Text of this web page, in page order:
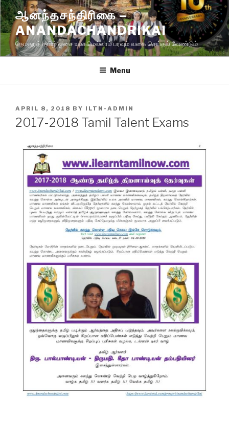
Skip
to
content
ஆனந்தசந்திரிகை –
ANANDACHANDRIKAI
தேமதுரத் தமிழ் ஓசை உலகமெல்லாம் பரவும் வகை செய்தல் வேண்டும்
Menu
POSTED
ON
APRIL 8, 2018 BY ILTN-ADMIN
2017-2018 Tamil Talent Exams